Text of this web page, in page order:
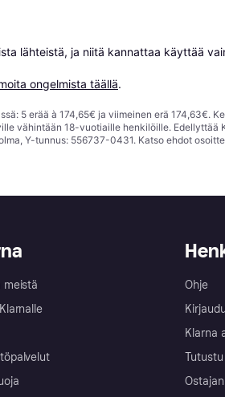
lähteistä, ja niitä kannattaa käyttää
ongelmista täällä.
5 erää à 174,65€ ja viimeinen erä 174,63€.
vähintään 18-vuotiaille henkilöille.
Y-tunnus: 556737-0431. Katso ehdot
meistä
Ohje
Klarna